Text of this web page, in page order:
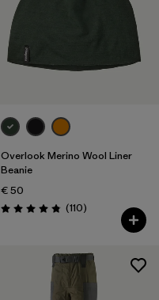
Overlook Merino Wool Liner
Beanie
€ 50
Bewertung: 4.8 / 5
(110Rezensionen
)